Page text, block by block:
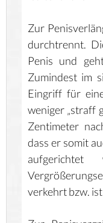
Zur
durchtrennt.
Penis und
Zumindest im
Eingriff für
weniger „straff
Zentimeter
dass er somit
verkehrt bzw.